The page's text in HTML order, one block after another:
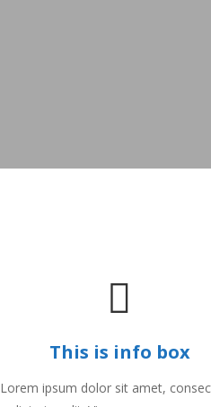
This is info box
Lorem ipsum dolor sit amet,